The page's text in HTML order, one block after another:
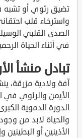
تضيق رئوي أو تشبه
واسترخاء قلب
الصدى القلبي
في أثناء الحياة
تبادل منشأ
آفة ولادية مزرقة،
الأيمن والرئوي في
الدورة الدموية
والحياة لابد من
الأذينين أو البطينين